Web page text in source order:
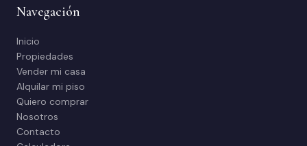
Navegación
Inicio
Propiedades
Vender mi casa
Alquilar mi piso
Quiero comprar
Nosotros
Contacto